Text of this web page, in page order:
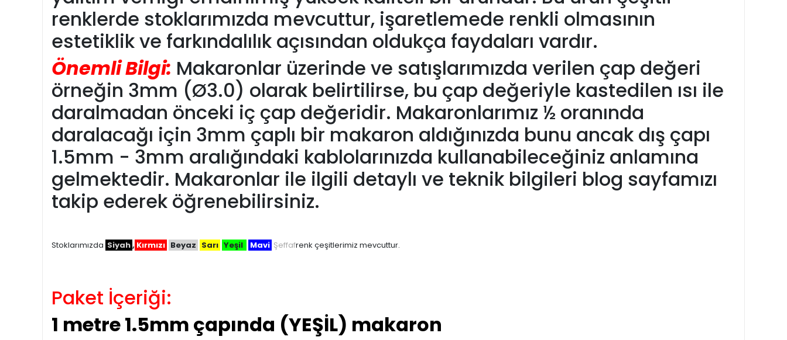
renklerde stoklarımızda mevcuttur, işaretlemede renkli olmasının
estetiklik ve farkındalılık açısından oldukça faydaları vardır.
Önemli Bilgi: Makaronlar üzerinde ve satışlarımızda verilen çap değeri
örneğin 3mm (Ø3.0) olarak belirtilirse, bu çap değeriyle kastedilen ısı ile
daralmadan önceki iç çap değeridir. Makaronlarımız ½ oranında
daralacağı için 3mm çaplı bir makaron aldığınızda bunu ancak dış çapı
1.5mm - 3mm aralığındaki kablolarınızda kullanabileceğiniz anlamına
gelmektedir. Makaronlar ile ilgili detaylı ve teknik bilgileri blog sayfamızı
takip ederek öğrenebilirsiniz.
Stoklarımızda Siyah, Kırmızı Beyaz Sarı Yeşil Mavi Şeffafrenk çeşitlerimiz mevcuttur.
Paket İçeriği:
1 metre 1.5mm çapında (YEŞİL) makaron